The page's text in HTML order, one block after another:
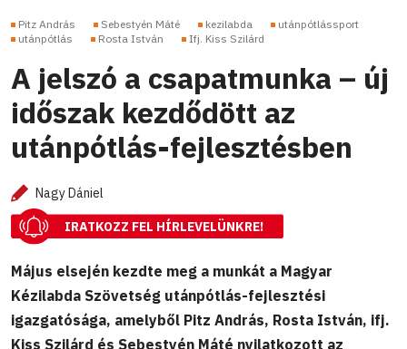
Pitz András Sebestyén Máté kezilabda
utánpótlássport
utánpótlás
Rosta István Ifj. Kiss Szilárd
A jelszó a csapatmunka – új
időszak kezdődött az
utánpótlás-fejlesztésben
Nagy Dániel
IRATKOZZ FEL HÍRLEVELÜNKRE!
Május elsején kezdte meg a munkát a Magyar
Kézilabda Szövetség utánpótlás-fejlesztési
igazgatósága, amelyből Pitz András, Rosta István, ifj.
Kiss Szilárd és Sebestyén Máté nyilatkozott az